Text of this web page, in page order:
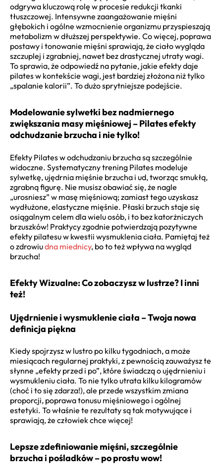
odgrywa kluczową rolę w procesie redukcji tkanki
tłuszczowej. Intensywne zaangażowanie mięśni
głębokich i ogólne wzmocnienie organizmu przyspieszają
metabolizm w dłuższej perspektywie. Co więcej, poprawa
postawy i tonowanie mięśni sprawiają, że ciało wygląda
szczuplej i zgrabniej, nawet bez drastycznej utraty wagi.
To sprawia, że odpowiedź na pytanie, jakie efekty daje
pilates w kontekście wagi, jest bardziej złożona niż tylko
„spalanie kalorii”. To dużo sprytniejsze podejście.
Modelowanie sylwetki bez nadmiernego
zwiększania masy mięśniowej – Pilates efekty
odchudzanie brzucha i nie tylko!
Efekty Pilates w odchudzaniu brzucha są szczególnie
widoczne. Systematyczny trening Pilates modeluje
sylwetkę, ujędrnia mięśnie brzucha i ud, tworząc smukłą,
zgrabną figurę. Nie musisz obawiać się, że nagle
„urosniesz” w masę mięśniową; zamiast tego uzyskasz
wydłużone, elastyczne mięśnie. Płaski brzuch staje się
osiągalnym celem dla wielu osób, i to bez katorżniczych
brzuszków! Praktycy zgodnie potwierdzają pozytywne
efekty pilatesu w kwestii wysmuklenia ciała. Pamiętaj też
o zdrowiudna miednicy, bo to też wpływa na wygląd
brzucha!
Efekty Wizualne: Co zobaczysz w lustrze? I inni
też!
Ujędrnienie i wysmuklenie ciała – Twoja nowa
definicja piękna
Kiedy spojrzysz w lustro po kilku tygodniach, a może
miesiącach regularnej praktyki, z pewnością zauważysz te
słynne „efekty przed i po”, które świadczą o ujędrnieniu i
wysmukleniu ciała. To nie tylko utrata kilku kilogramów
(choć i to się zdarza!), ale przede wszystkim zmiana
proporcji, poprawa tonusu mięśniowego i ogólnej
estetyki. To właśnie te rezultaty są tak motywujące i
sprawiają, że człowiek chce więcej!
Lepsze zdefiniowanie mięśni, szczególnie
brzucha i pośladków – po prostu wow!